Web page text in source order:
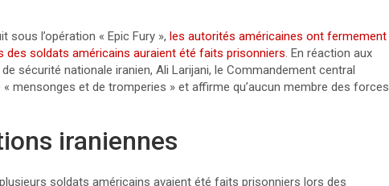
sous l’opération « Epic Fury », les autorités américaines ont fermement
des soldats américains auraient été faits prisonniers. En réaction aux
sécurité nationale iranien, Ali Larijani, le Commandement central
mensonges et de tromperies » et affirme qu’aucun membre des forces
iraniennes
soldats américains avaient été faits prisonniers lors des